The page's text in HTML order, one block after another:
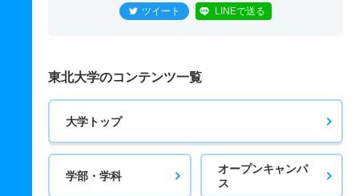
ツイート LINEで送る
東北大学のコンテンツ一覧
大学トップ
学部・学科
オープンキャンパ
ス